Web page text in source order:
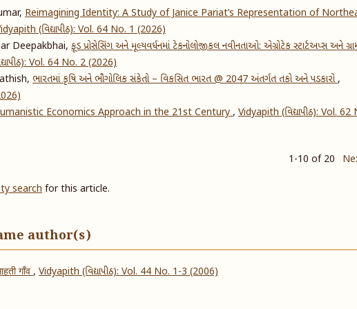
Reimagining Identity: A Study of Janice Pariat’s Representation of
(વિદ્યાપીઠ): Vol. 64 No. 1 (2026)
Deepakbhai, ફૂડ પ્રોસેસિંગ અને મૂલ્યવર્ધનમાં ટેકનોલોજીકલ નવીનતાઓ: એગ્રોટેક સ્ટાર્ટઅપ્સ અને
Vol. 64 No. 2 (2026)
ભારતમાં કૃષિ અને ભૌગોલિક સંકેતો – વિકસિત ભારત @ 2047 અંતર્ગત તકો અને પડકારો,
Economics Approach in the 21st Century , Vidyapith (વિદ્યાપીઠ): Vol. 62
1-10 of 20
search for this article.
author(s)
गाँव , Vidyapith (વિદ્યાપીઠ): Vol. 44 No. 1-3 (2006)